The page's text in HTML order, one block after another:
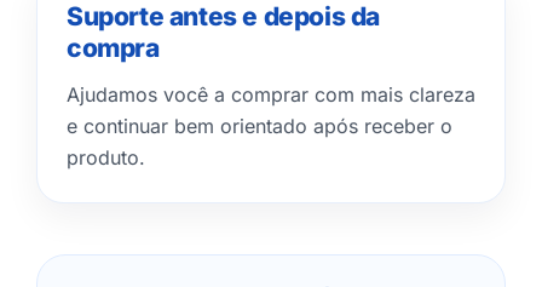
Suporte antes e depois da
compra
Ajudamos você a comprar com mais clareza
e continuar bem orientado após receber o
produto.